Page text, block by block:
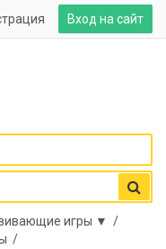
Вход на сайт
игры ▼ /
/